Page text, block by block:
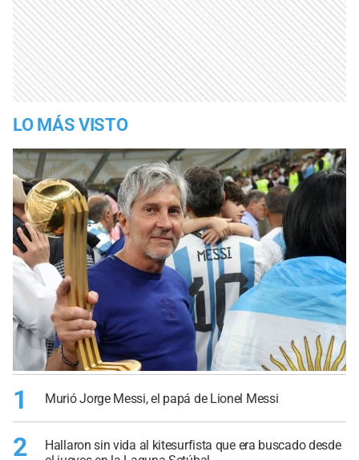
LO MÁS VISTO
1 Murió Jorge Messi, el papá de Lionel Messi
2
Hallaron sin vida al kitesurfista que era buscado desde